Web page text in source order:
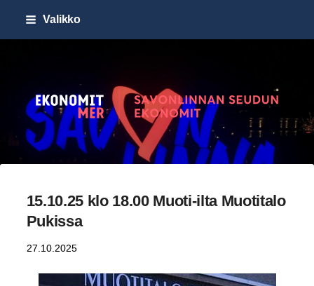
Siirry
Valikko
Savonlinnan seudun
15.10.25 klo 18.00 Muoti-ilta Muotitalo
Pukissa
27.10.2025